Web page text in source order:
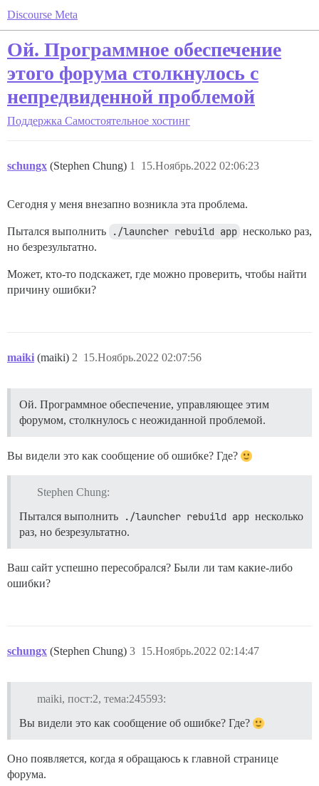
Discourse Meta
Ой. Программное обеспечение
этого форума столкнулось с
непредвиденной проблемой
Поддержка Самостоятельное хостинг
schungx (Stephen Chung) 15.Ноябрь.2022 02:06:23
1
Сегодня у меня внезапно возникла эта проблема.
Пытался выполнить ./launcher rebuild app несколько раз,
но безрезультатно.
Может, кто-то подскажет, где можно проверить, чтобы найти
причину ошибки?
maiki (maiki) 15.Ноябрь.2022 02:07:56
2
Ой. Программное обеспечение, управляющее этим
форумом, столкнулось с неожиданной проблемой.
Вы видели это как сообщение об ошибке? Где?
Stephen Chung:
Пытался выполнить
./launcher rebuild app несколько
раз, но безрезультатно.
Ваш сайт успешно пересобрался? Были ли там какие-либо
ошибки?
schungx (Stephen Chung) 15.Ноябрь.2022 02:14:47
3
maiki, пост:2, тема:245593:
Вы видели это как сообщение об ошибке? Где?
Оно появляется, когда я обращаюсь к главной странице
форума.